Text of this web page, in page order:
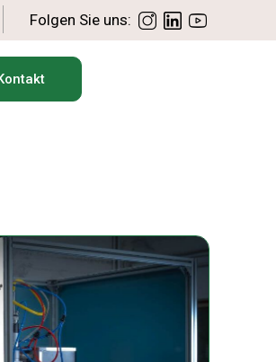
Folgen Sie uns: